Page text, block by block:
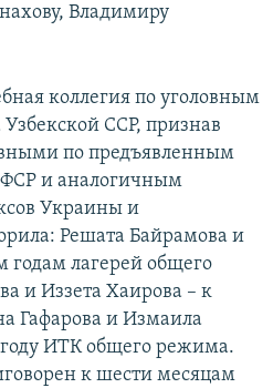
Владимиру
коллегия по уголовным
ССР, признав
по предъявленным
и аналогичным
Украины и
Решата Байрамова и
годам лагерей общего
и Иззета Хаирова – к
Гафарова и Измаила
ИТК общего режима.
к шести месяцам